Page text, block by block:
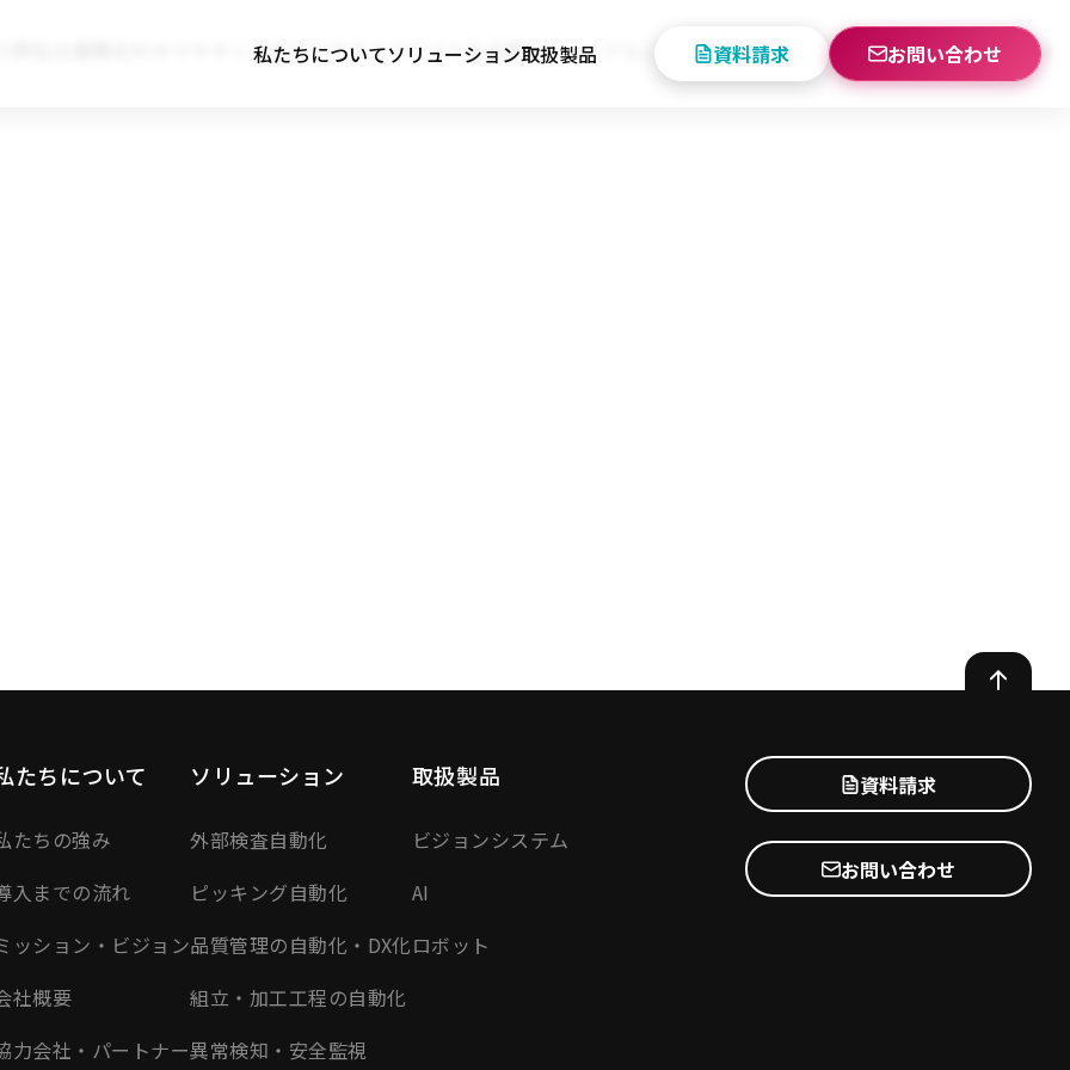
私たちについてソリューション取扱製品 資料請求 お問い合わせ
社の業務をわかりやすくお伝えできるようサイトを全面リニューアルいたしました。今後とも一層のご愛顧を賜りま
たちについて
たちの強み
入までの流れ
ッション・ビジョン
社概要
力会社・パートナー
ソリューション
外部検査自動化
ピッキング自動化
品質管理の自動化・DX化
組立・加工工程の自動化
異常検知・安全監視
取扱製品
ビジョンシステム
AI
ロボット
資料請求
お問い合わせ